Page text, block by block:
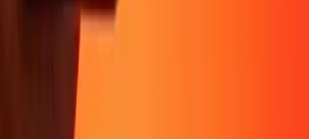
Dandelion Payments, Inc. Tous droits
cookies